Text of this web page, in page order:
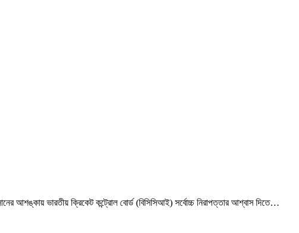
আশঙ্কায় ভারতীয় ক্রিকেট কন্ট্রোল বোর্ড (বিসিসিআই) সর্বোচ্চ নিরাপত্তার আশ্বাস দিতে…